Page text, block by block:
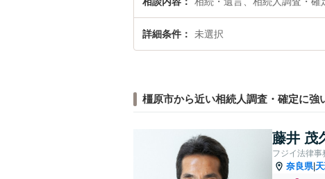
詳細条件 未選択
橿原市から近い相続人調査・確定に強
藤井 茂
フジイ法律事
奈良県|